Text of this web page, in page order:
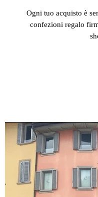
Ogni tuo acquisto è
confezioni regalo